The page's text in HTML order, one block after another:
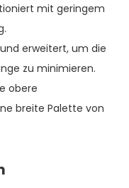
mit geringem
erweitert, um die
zu minimieren.
obere
breite Palette von